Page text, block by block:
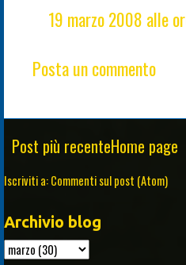
19 marzo 2008 alle
Posta un commento
Post più recenteHome page
Iscriviti a:Commenti sul post (Atom)
Archivio blog